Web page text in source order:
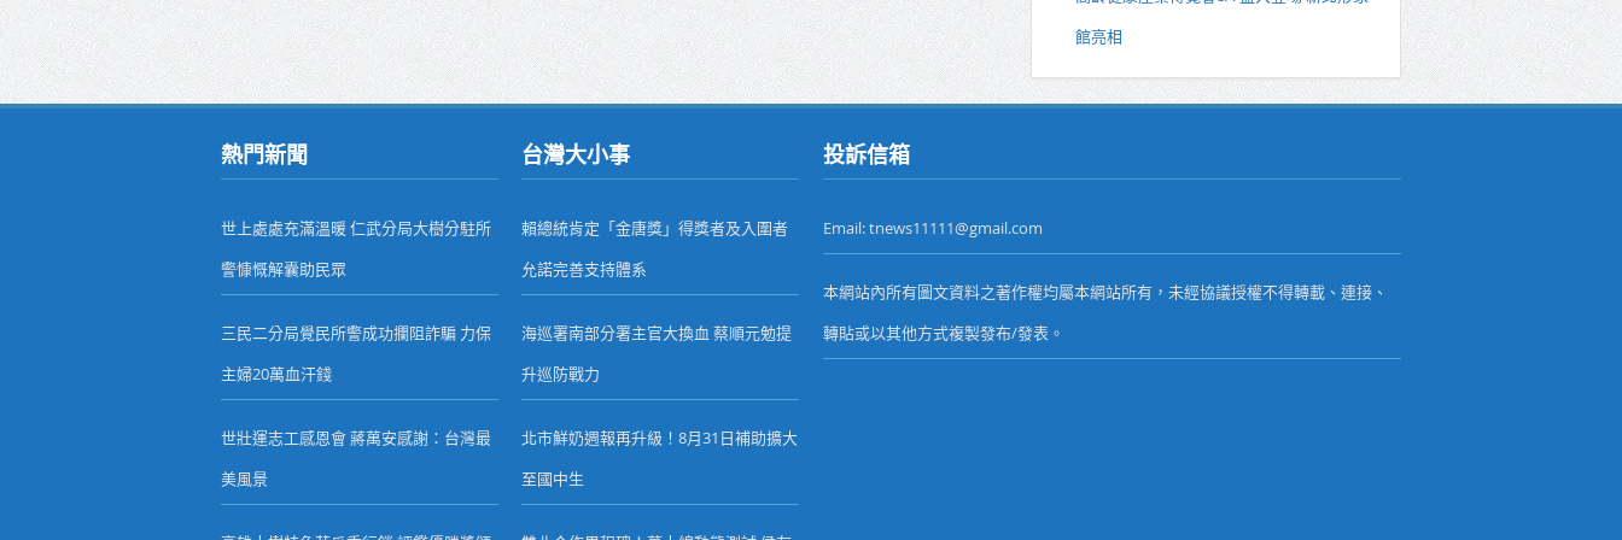
館亮相
熱門新聞
世上處處充滿溫暖 仁武分局大樹分駐所
警慷慨解囊助民眾
三民二分局覺民所警成功攔阻詐騙 力保
主婦20萬血汗錢
世壯運志工感恩會 蔣萬安感謝：台灣最
美風景
台灣大小事
賴總統肯定「金唐獎」得獎者及入圍者
允諾完善支持體系
海巡署南部分署主官大換血 蔡順元勉提
升巡防戰力
北市鮮奶週報再升級！8月31日補助擴大
至國中生
投訴信箱
Email: tnews11111@gmail.com
本網站內所有圖文資料之著作權均屬本網站所有，未經協議授權不得轉載、連接、
轉貼或以其他方式複製發布/發表。